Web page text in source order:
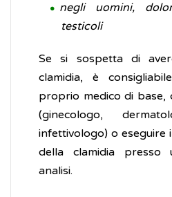
negli uomini,
testicoli
Se si sospetta di
clamidia, è
proprio medico di base,
(ginecologo,
infettivologo) o eseguire
della clamidia
analisi.